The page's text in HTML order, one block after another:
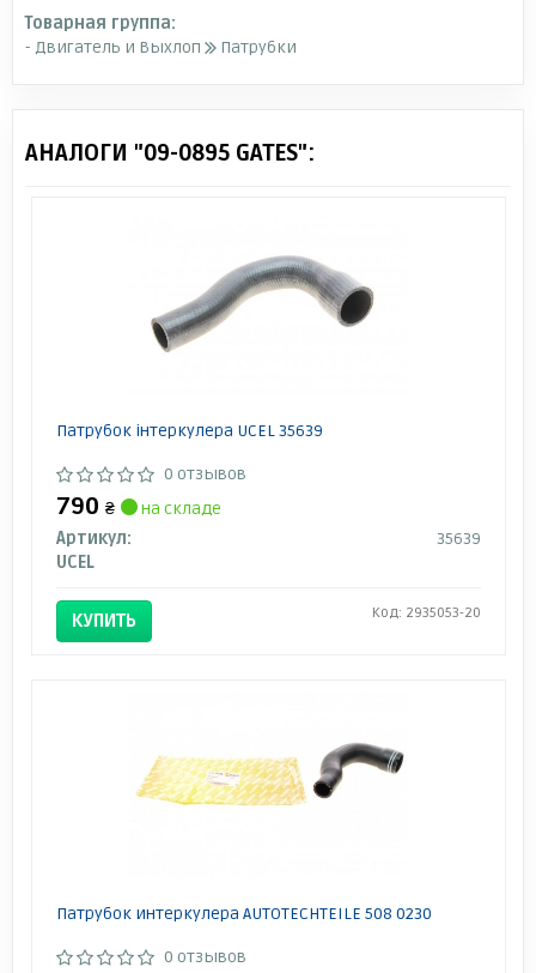
Товарная группа:
- Двигатель и Выхлоп
Патрубки
АНАЛОГИ "09-0895 GATES":
Патрубок інтеркулера UCEL 35639
0 отзывов
790 ₴
на складе
Артикул:
35639
UCEL
КУПИТЬ Код: 2935053-20
Патрубок интеркулера AUTOTECHTEILE 508 0230
0 отзывов